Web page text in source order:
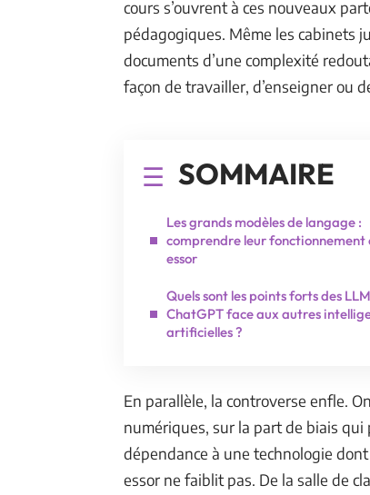
cours s’ouvrent à ces nouveaux
pédagogiques. Même les cabinets
documents d’une complexité
façon de travailler, d’enseigner ou
SOMMAIRE
Les grands modèles de langage :
comprendre leur fonctionnement
essor
Quels sont les points forts des
ChatGPT face aux autres
artificielles ?
En parallèle, la controverse enfle.
numériques, sur la part de biais
dépendance à une technologie
essor ne faiblit pas. De la salle de